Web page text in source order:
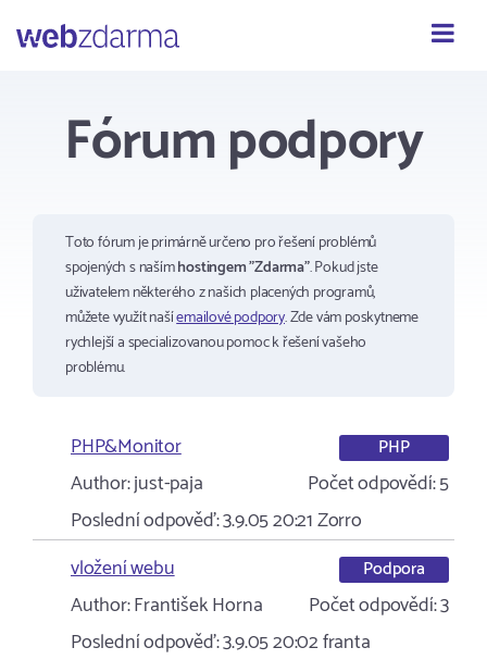
Fórum podpory
Toto fórum je primárně určeno pro řešení problémů
spojených s našímhostingem "Zdarma". Pokud jste
uživatelem některého z našich placených programů,
můžete využít našíemailové podpory. Zde vám poskytneme
rychlejší a specializovanou pomoc k řešení vašeho
problému.
PHP&Monitor PHP
Author:just-paja Počet odpovědí:5
Poslední odpověď:3.9.05 20:21Zorro
vložení webu
Podpora
Author:František Horna Počet odpovědí:3
Poslední odpověď:3.9.05 20:02franta